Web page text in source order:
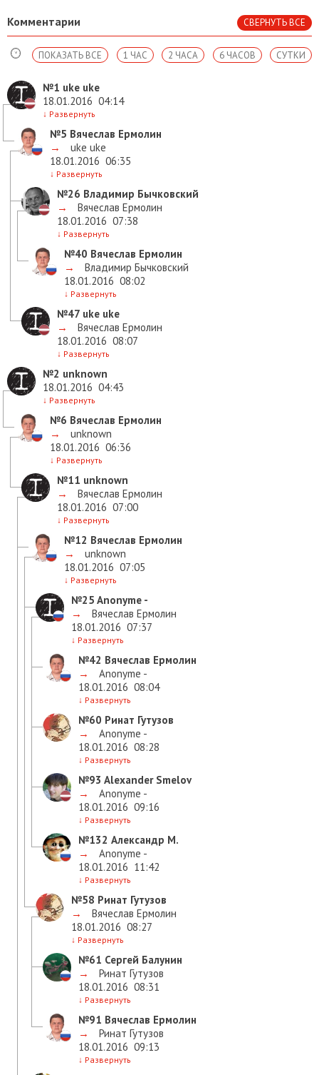
Комментарии СВЕРНУТЬ ВСЕ
СУТКИ
6 ЧАСОВ
2 ЧАСА
1 ЧАС
ПОКАЗАТЬ ВСЕ
№1 uke uke
18.01.2016 04:14
↓ Развернуть
№5 Вячеслав Ермолин
→
uke uke
18.01.2016 06:35
↓ Развернуть
№26 Владимир Бычковский
→
Вячеслав Ермолин
18.01.2016 07:38
↓ Развернуть
№40 Вячеслав Ермолин
→
Владимир Бычковский
18.01.2016 08:02
↓ Развернуть
№47 uke uke
→
Вячеслав Ермолин
18.01.2016 08:07
↓ Развернуть
№2 unknown
18.01.2016 04:43
↓ Развернуть
№6 Вячеслав Ермолин
→
unknown
18.01.2016 06:36
↓ Развернуть
№11 unknown
→
Вячеслав Ермолин
18.01.2016 07:00
↓ Развернуть
№12 Вячеслав Ермолин
→
unknown
18.01.2016 07:05
↓ Развернуть
№25 Anonyme -
→
Вячеслав Ермолин
18.01.2016 07:37
↓ Развернуть
№42 Вячеслав Ермолин
→
Anonyme -
18.01.2016 08:04
↓ Развернуть
№60 Ринат Гутузов
→
Anonyme -
18.01.2016 08:28
↓ Развернуть
№93 Alexander Smelov
→
Anonyme -
18.01.2016 09:16
↓ Развернуть
№132 Александр М.
→
Anonyme -
18.01.2016 11:42
↓ Развернуть
№58 Ринат Гутузов
→
Вячеслав Ермолин
18.01.2016 08:27
↓ Развернуть
№61 Сергей Балунин
→
Ринат Гутузов
18.01.2016 08:31
↓ Развернуть
№91 Вячеслав Ермолин
→
Ринат Гутузов
18.01.2016 09:13
↓ Развернуть